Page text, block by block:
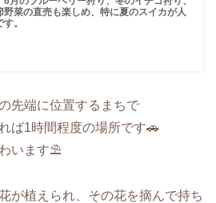
野菜の直売も楽しめ、特に夏のスイカが人
。
先端に位置するまちで
ば1時間程度の場所です🚗
います⛱️
が植えられ、その花を摘んで持ち